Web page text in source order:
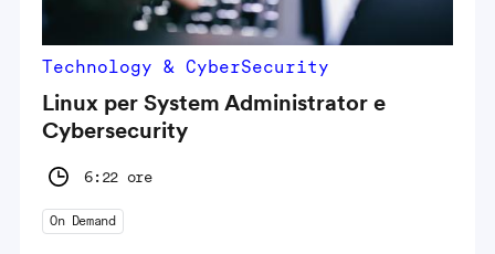
Technology & CyberSecurity
Linux per System Administrator e
Cybersecurity
6:22 ore
On Demand